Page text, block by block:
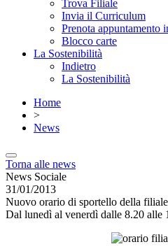
Trova Filiale
Invia il Curriculum
Prenota appuntamento
Blocco carte
La Sostenibilità
Indietro
La Sostenibilità
Home
>
News
Torna alle news
News Sociale
31/01/2013
Nuovo orario di sportello della
Dal lunedì al venerdì dalle 8.20 alle